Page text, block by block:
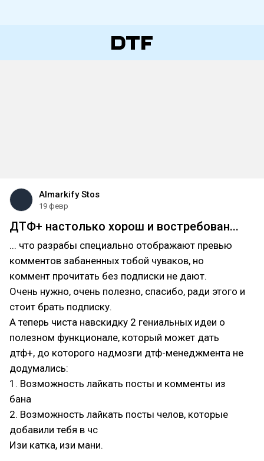
Almarkify Stos
19 февр
ДТФ+ настолько хорош и востребован...
... что разрабы специально отображают превью
комментов забаненных тобой чуваков, но
коммент прочитать без подписки не дают.
Очень нужно, очень полезно, спасибо, ради этого и
стоит брать подписку.
А теперь чиста навскидку 2 гениальных идеи о
полезном функционале, который может дать
дтф+, до которого надмозги дтф-менеджмента не
додумались:
1. Возможность лайкать посты и комменты из
бана
2. Возможность лайкать посты челов, которые
добавили тебя в чс
Изи катка, изи мани.